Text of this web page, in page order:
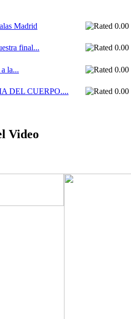
Madrid
final...
la...
DEL CUERPO....
Video